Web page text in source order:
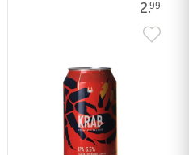
2.99